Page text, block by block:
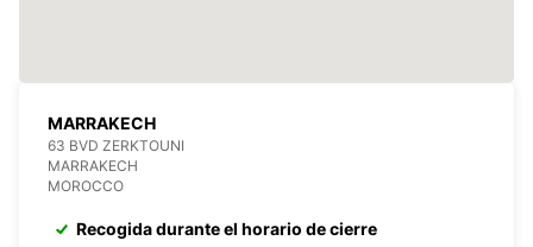
MARRAKECH
63 BVD ZERKTOUNI
MARRAKECH
MOROCCO
Recogida durante el horario de cierre